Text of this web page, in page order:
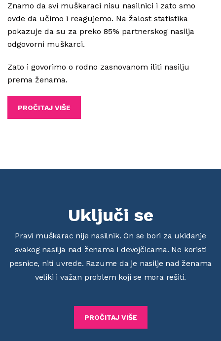
Znamo da svi muškaraci nisu nasilnici i zato smo
ovde da učimo i reagujemo. Na žalost statistika
pokazuje da su za preko 85% partnerskog nasilja
odgovorni muškarci.
Zato i govorimo o rodno zasnovanom iliti nasilju
prema ženama.
PROČITAJ VIŠE
Uključi se
Pravi muškarac nije nasilnik. On se bori za ukidanje
svakog nasilja nad ženama i devojčicama. Ne koristi
pesnice, niti uvrede. Razume da je nasilje nad ženama
veliki i važan problem koji se mora rešiti.
PROČITAJ VIŠE